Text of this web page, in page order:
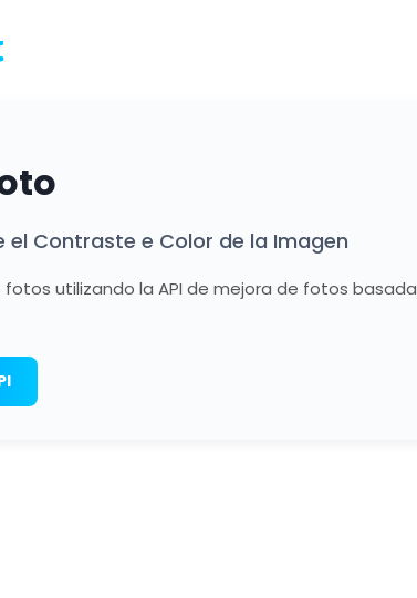
Contraste e Color de la Imagen
utilizando la API de mejora de fotos basada